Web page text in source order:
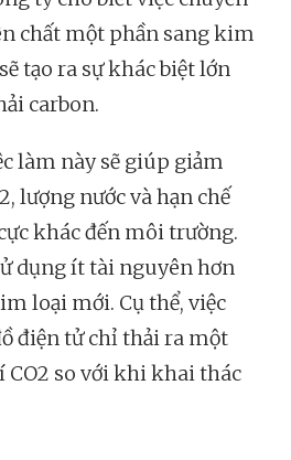
chất một phần sang kim
tạo ra sự khác biệt lớn
carbon.
làm này sẽ giúp giảm
lượng nước và hạn chế
khác đến môi trường.
dụng ít tài nguyên hơn
loại mới. Cụ thể, việc
điện tử chỉ thải ra một
CO2 so với khi khai thác